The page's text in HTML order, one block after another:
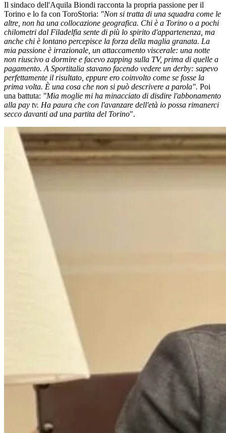
Il sindaco dell'Aquila Biondi racconta la propria passione per il
Torino e lo fa con ToroStoria: "Non si tratta di una squadra come le
altre, non ha una collocazione geografica. Chi è a Torino o a pochi
chilometri dal Filadelfia sente di più lo spirito d'appartenenza, ma
anche chi è lontano percepisce la forza della maglia granata. La
mia passione è irrazionale, un attaccamento viscerale: una notte
non riuscivo a dormire e facevo zapping sulla TV, prima di quelle a
pagamento. A Sportitalia stavano facendo vedere un derby: sapevo
perfettamente il risultato, eppure ero coinvolto come se fosse la
prima volta. È una cosa che non si può descrivere a parola". Poi
una battuta: "Mia moglie mi ha minacciato di disdire l'abbonamento
alla pay tv. Ha paura che con l'avanzare dell'età io possa rimanerci
secco davanti ad una partita del Torino".